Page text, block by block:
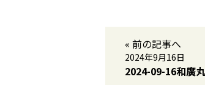
« 前の記事へ
2024年9月16日
2024-09-16和廣